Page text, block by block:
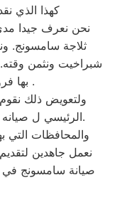
كهذا الذي
نحن نعرف جيدا
ثلاجة سامسونج.
شبراخيت ونثمن
بها فروع لنا اوالفرع تحت الانشاء .
ولتعويض ذلك
الرئيسي ل صيانه سامسونج شبراخيت لتلك المحافظات.
والمحافظات التي
نعمل جاهدين
صيانة سامسونج في